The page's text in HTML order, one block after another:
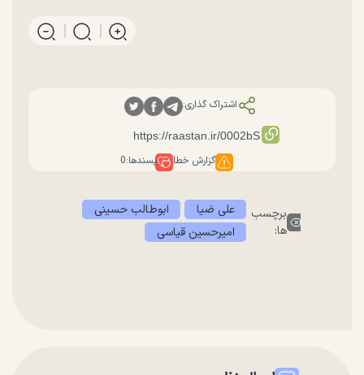
اشتراک گذاری:
گزارش خطا پسندها:0
برچسب
ها:
علی ضیا
ابوطالب حسینی
امیرحسین قیاسی